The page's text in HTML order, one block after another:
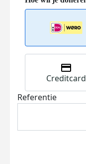
Creditcard
Referentie